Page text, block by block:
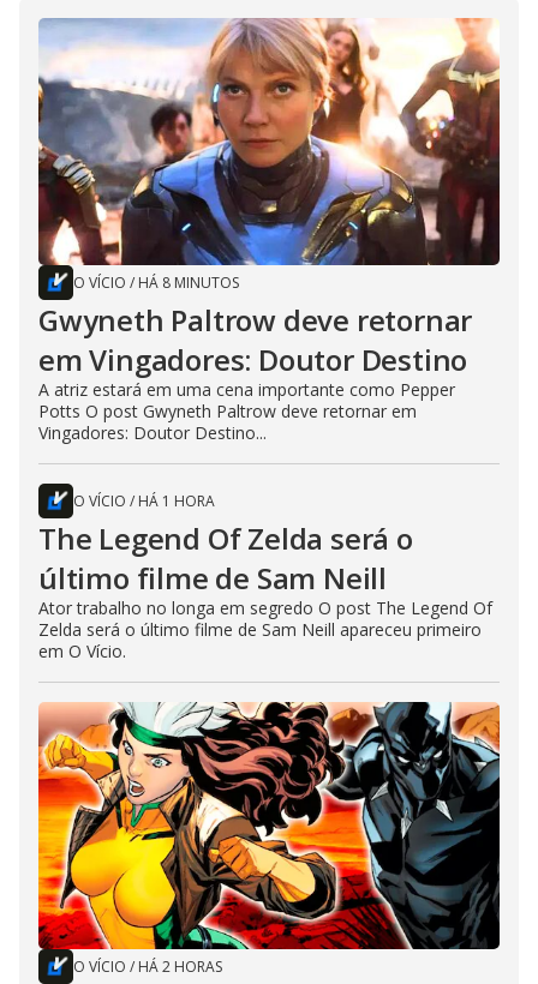
O VÍCIO / HÁ 8 MINUTOS
Gwyneth Paltrow deve retornar
em Vingadores: Doutor Destino
A atriz estará em uma cena importante como Pepper
Potts O post Gwyneth Paltrow deve retornar em
Vingadores: Doutor Destino...
O VÍCIO / HÁ 1 HORA
The Legend Of Zelda será o
último filme de Sam Neill
Ator trabalho no longa em segredo O post The Legend Of
Zelda será o último filme de Sam Neill apareceu primeiro
em O Vício.
O VÍCIO / HÁ 2 HORAS